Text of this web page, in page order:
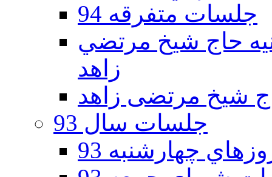
جلسات متفرقه 94
دوم 94 - حسينيه حاج شيخ مرتضي
زاهد
جلسات سال 93
چهارشنبه 93